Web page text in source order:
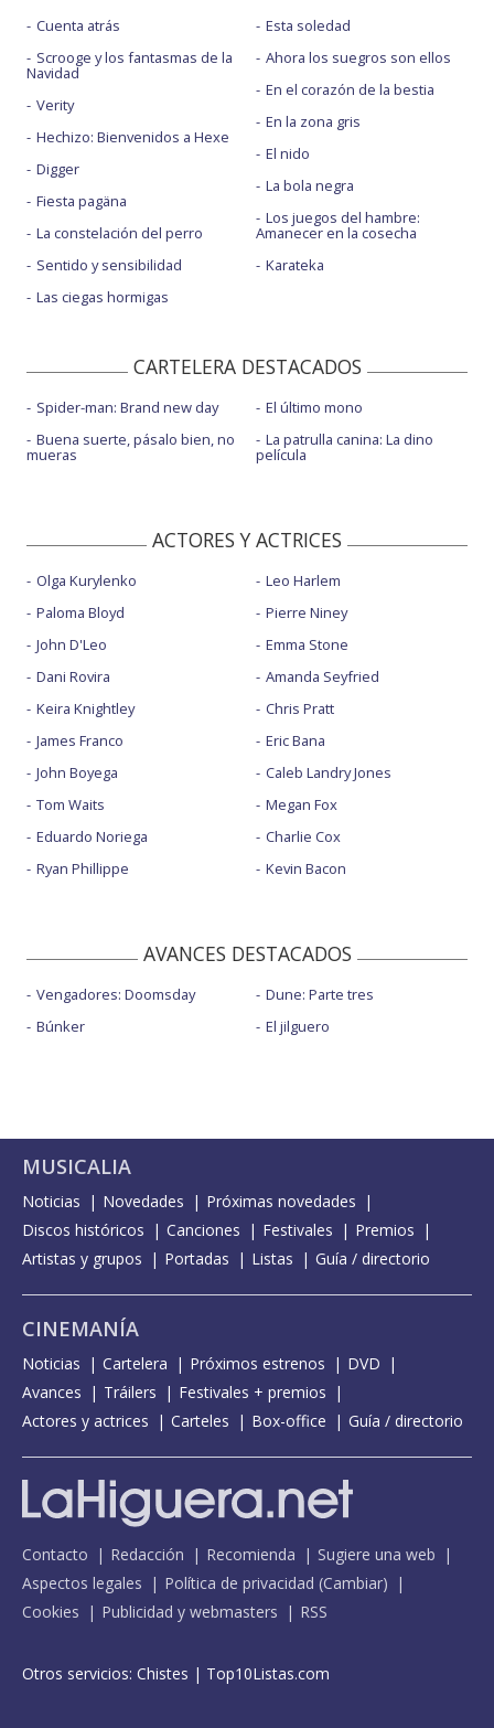
Cuenta atrás
Scrooge y los fantasmas de la
Navidad
Verity
Hechizo: Bienvenidos a Hexe
Digger
Fiesta pagäna
La constelación del perro
Sentido y sensibilidad
Las ciegas hormigas
Esta soledad
Ahora los suegros son ellos
En el corazón de la bestia
En la zona gris
El nido
La bola negra
Los juegos del hambre:
Amanecer en la cosecha
Karateka
CARTELERA DESTACADOS
Spider-man: Brand new day
Buena suerte, pásalo bien, no
mueras
El último mono
La patrulla canina: La dino
película
ACTORES Y ACTRICES
Olga Kurylenko
Paloma Bloyd
John D'Leo
Dani Rovira
Keira Knightley
James Franco
John Boyega
Tom Waits
Eduardo Noriega
Ryan Phillippe
Leo Harlem
Pierre Niney
Emma Stone
Amanda Seyfried
Chris Pratt
Eric Bana
Caleb Landry Jones
Megan Fox
Charlie Cox
Kevin Bacon
AVANCES DESTACADOS
Vengadores: Doomsday
Búnker
Dune: Parte tres
El jilguero
MUSICALIA
Noticias Novedades
Próximas novedades
Discos históricos
Canciones Festivales
Premios
Artistas y grupos
Portadas Listas Guía / directorio
CINEMANÍA
Noticias Cartelera Próximos estrenos
DVD
Avances
Tráilers
Festivales + premios
Actores y actrices
Carteles Box-office Guía / directorio
Contacto Redacción Recomienda
Sugiere una web
Aspectos legales
Política de privacidad (Cambiar)
Cookies
Publicidad y webmasters RSS
Otros servicios: Chistes | Top10Listas.com